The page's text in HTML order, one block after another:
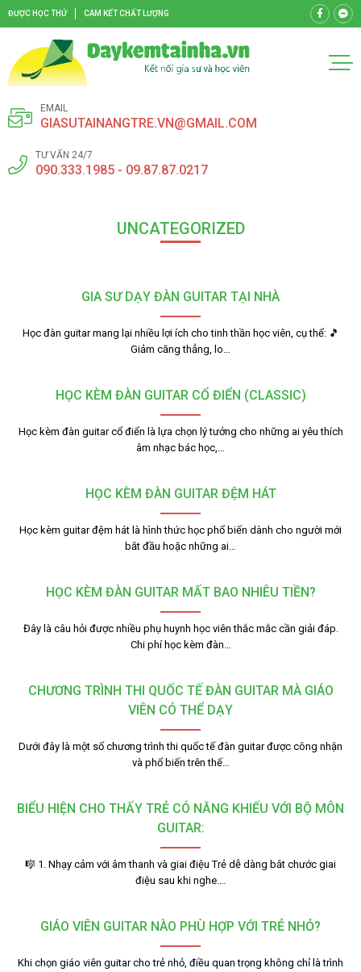
ĐƯỢC HỌC THỬ CAM KẾT CHẤT LƯỢNG
EMAIL
GIASUTAINANGTRE.VN@GMAIL.COM
TƯ VẤN 24/7
090.333.1985 - 09.87.87.0217
UNCATEGORIZED
GIA SƯ DẠY ĐÀN GUITAR TẠI NHÀ
Học đàn guitar mang lại nhiều lợi ích cho tinh thần học viên, cụ thể: 🎵
Giảm căng thẳng, lo…
HỌC KÈM ĐÀN GUITAR CỔ ĐIỂN (CLASSIC)
Học kèm đàn guitar cổ điển là lựa chọn lý tưởng cho những ai yêu thích
âm nhạc bác học,…
HỌC KÈM ĐÀN GUITAR ĐỆM HÁT
Học kèm guitar đệm hát là hình thức học phổ biến dành cho người mới
bắt đầu hoặc những ai…
HỌC KÈM ĐÀN GUITAR MẤT BAO NHIÊU TIỀN?
Đây là câu hỏi được nhiều phụ huynh học viên thắc mắc cần giải đáp.
Chi phí học kèm đàn…
CHƯƠNG TRÌNH THI QUỐC TẾ ĐÀN GUITAR MÀ GIÁO
VIÊN CÓ THỂ DẠY
Dưới đây là một số chương trình thi quốc tế đàn guitar được công nhận
và phổ biến trên thế…
BIỂU HIỆN CHO THẤY TRẺ CÓ NĂNG KHIẾU VỚI BỘ MÔN
GUITAR:
🎼 1. Nhạy cảm với âm thanh và giai điệu Trẻ dễ dàng bắt chước giai
điệu sau khi nghe.…
GIÁO VIÊN GUITAR NÀO PHÙ HỢP VỚI TRẺ NHỎ?
Khi chọn giáo viên guitar cho trẻ nhỏ, điều quan trọng không chỉ là trình